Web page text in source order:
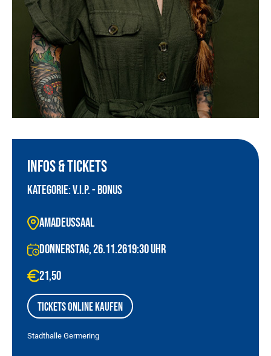
Infos & Tickets
Kategorie: V.I.P. - BONUS
amadeussaal
Donnerstag, 26.11.2619:30Uhr
21,50
Tickets online kaufen
Stadthalle Germering